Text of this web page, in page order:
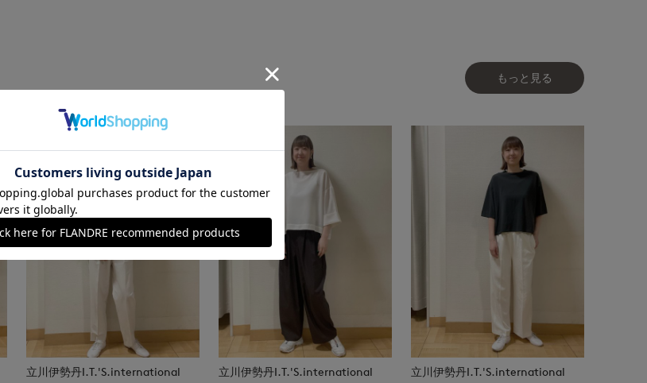
もっと見る
立川伊勢丹I.T.'S.international 立川伊勢丹I.T.'S.international 立川伊勢丹I.T.'S.international